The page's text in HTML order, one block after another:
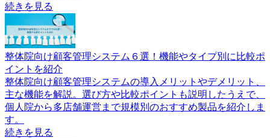
続きを見る
整体院向け顧客管理システム６選！機能やタイプ別に比較ポ
イントを紹介
整体院向け顧客管理システムの導入メリットやデメリット、
主な機能を解説。選び方や比較ポイントも説明したうえで、
個人院から多店舗運営まで規模別のおすすめ製品を紹介しま
す。
続きを見る